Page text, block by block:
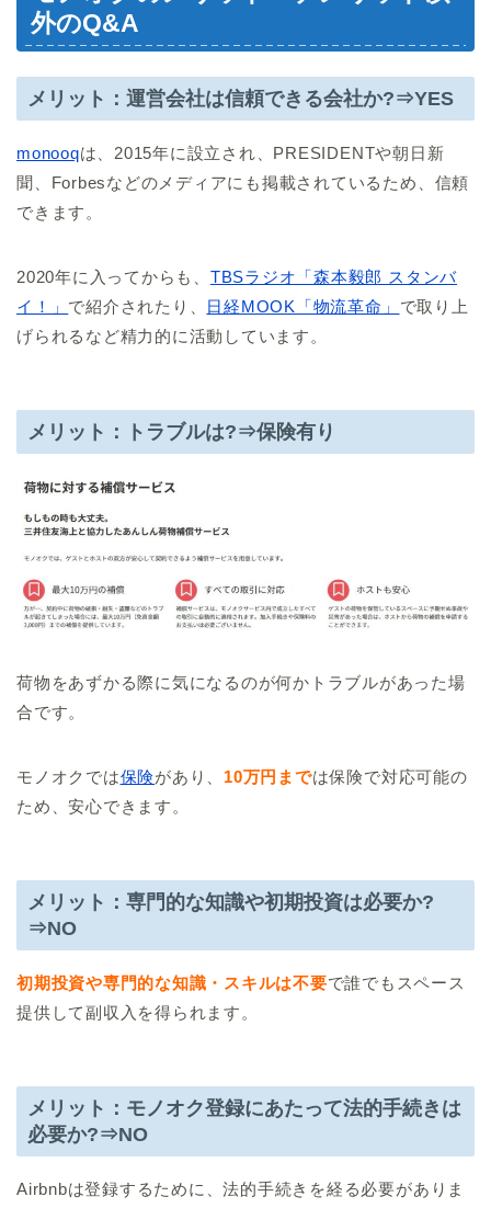
外のQ&A
メリット：運営会社は信頼できる会社か?⇒YES
monooqは、2015年に設立され、PRESIDENTや朝日新
聞、Forbesなどのメディアにも掲載されているため、信頼
できます。
2020年に入ってからも、 TBSラジオ「森本毅郎 スタンバ
イ！」 で紹介されたり、 日経MOOK「物流革命」 で取り上
げられるなど精力的に活動しています。
メリット：トラブルは?⇒保険有り
荷物をあずかる際に気になるのが何かトラブルがあった場
合です。
モノオクでは保険があり、 10万円までは保険で対応可能の
ため、安心できます。
メリット：専門的な知識や初期投資は必要か?
⇒NO
初期投資や専門的な知識・ スキルは不要で誰でもスペース
提供して副収入を得られます。
メリット：モノオク登録にあたって法的手続きは
必要か?⇒NO
Airbnbは登録するために、法的手続きを経る必要がありま